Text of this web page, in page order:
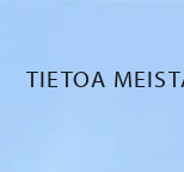
TIETOA